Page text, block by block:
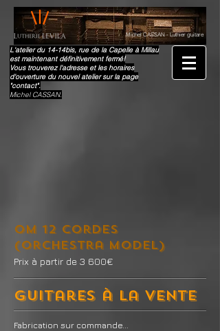
Michel CASSAN - Luthier guitare
L'atelier du 14-14bis, rue de la Capelle à Millau
est maintenant définitivement fermé!
Vous trouverez l'adresse et les horaires
d'ouverture du nouvel atelier sur la page
"contact".
Michel CASSAN.
OM 12 cordes
(Orchestra Model)
Prix à partir de 3 600€
Guitares à la vente
Fabrication sur commande...